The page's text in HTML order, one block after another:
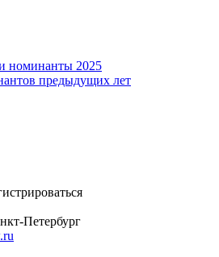
номинанты 2025
предыдущих лет
Петербург